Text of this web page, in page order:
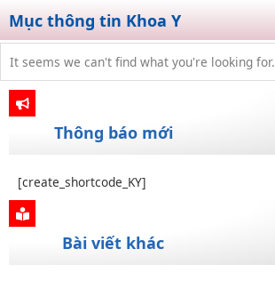
Mục thông tin Khoa Y
It seems we can't find what you're looking for.
Thông báo mới
[create_shortcode_KY]
Bài viết khác